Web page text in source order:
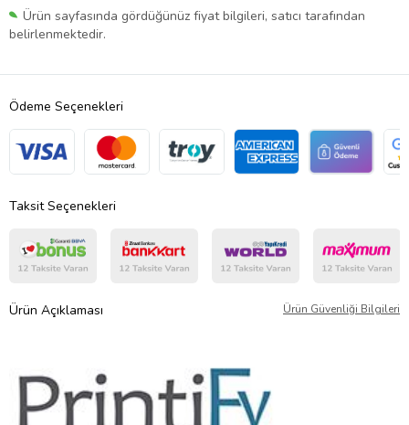
Ürün sayfasında gördüğünüz fiyat bilgileri, satıcı tarafından
belirlenmektedir.
Ödeme Seçenekleri
Taksit Seçenekleri
Ürün Açıklaması Ürün Güvenliği Bilgileri